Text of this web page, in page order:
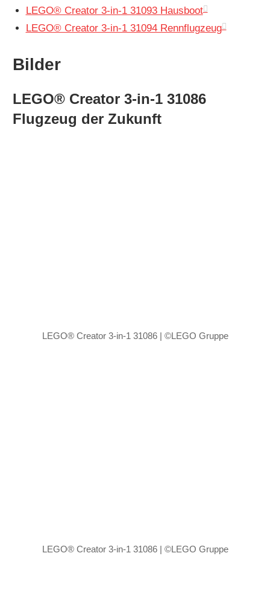
LEGO® Creator 3-in-1 31093 Hausboot
LEGO® Creator 3-in-1 31094 Rennflugzeug
Bilder
LEGO® Creator 3-in-1 31086
Flugzeug der Zukunft
LEGO® Creator 3-in-1 31086 | ©LEGO Gruppe
LEGO® Creator 3-in-1 31086 | ©LEGO Gruppe